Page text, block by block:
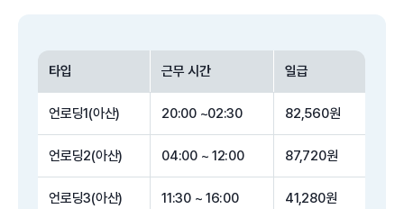
타입 근무 시간 일급
언로딩1(아산) 20:00 ~02:30 82,560원
언로딩2(아산) 04:00 ~ 12:00 87,720원
언로딩3(아산) 11:30 ~ 16:00
41,280원